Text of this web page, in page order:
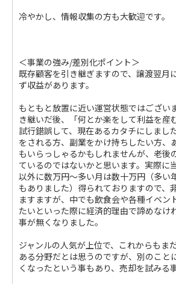
冷やかし、情報収集の方も大歓迎です。
＜事業の強み/差別化ポイント＞
既存顧客を引き継ぎますので、譲渡翌月
ず収益があります。
もともと放置に近い運営状態ではござい
き継いだ後、「何とか楽をして利益を産
試行錯誤して、現在あるカタチにしまし
をされる方、副業をかけ持ちしたい方、
もいらっしゃるかもしれませんが、老後
ているのではないかと思います。実際に
以外に数万円～多い月は数十万円（多い
もありました）得られておりますので、
ますますが、中でも飲食会や各種イベン
たいといった際に経済的理由で諦めなけ
事が無くなりました。
ジャンルの人気が上位で、これからもま
ある分野だとは思うのですが、別のこと
くなったという事もあり、売却を試みる